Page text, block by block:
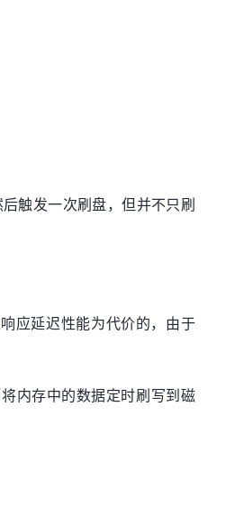
触发一次刷盘，但并不只刷
应延迟性能为代价的，由于
内存中的数据定时刷写到磁